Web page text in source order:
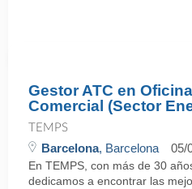
Gestor ATC en Oficina
Comercial (Sector
TEMPS
Barcelona, Barcelona 05/
En TEMPS, con más de 30
dedicamos a encontrar las